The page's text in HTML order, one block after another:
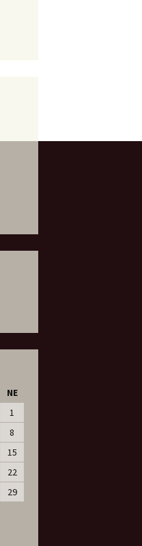
NE
1
8
15
22
29